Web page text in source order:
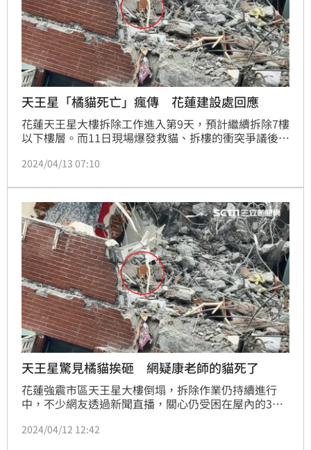
天王星「橘貓死亡」瘋傳 花蓮建設處回應
花蓮天王星大樓拆除工作進入第9天，預計繼續拆除7樓
以下樓層。而11日現場爆發救貓、拆樓的衝突爭議後，
貓」的身影似乎被壓死，不過也有網友和志工、愛貓人
表示，目前尚未發現任何動物的屍體，怪手司機會再注
意，若有發現動物「就是暫緩施工」，並以像是「試
夾」瓦礫方式，將動物驅離到安全地方。
2024/04/13 07:10
天王星驚見橘貓挨砸 網疑康老師的貓死了
花蓮強震市區天王星大樓倒塌，拆除作業仍持續進行
中，不少網友透過新聞直播，關心仍受困在屋內的3隻
能死了」發文，指稱看到一隻橘色貓咪在拆除過程中，
2024/04/12 12:42